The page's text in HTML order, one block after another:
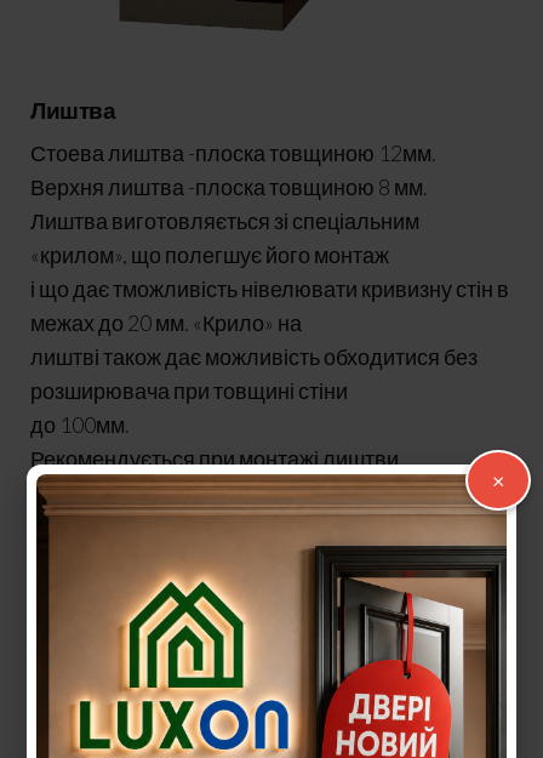
Лиштва
Стоева лиштва -плоска товщиною 12мм.
Верхня лиштва -плоска товщиною 8 мм.
Лиштва виготовляється зі спеціальним
«крилом», що полегшує його монтаж
і що дає тможливість нівелювати кривизну стін в
межах до 20 мм. «Крило» на
лиштві також дає можливість обходитися без
розширювача при товщині стіни
до 100мм.
Рекомендується при монтажі лиштви
застосовувати прирізання під 90 градусів.
Якщо є необхідність прирізки під 45 градусів, то
потрібно застосовувати всю лиштву
товщиною 12мм.
×